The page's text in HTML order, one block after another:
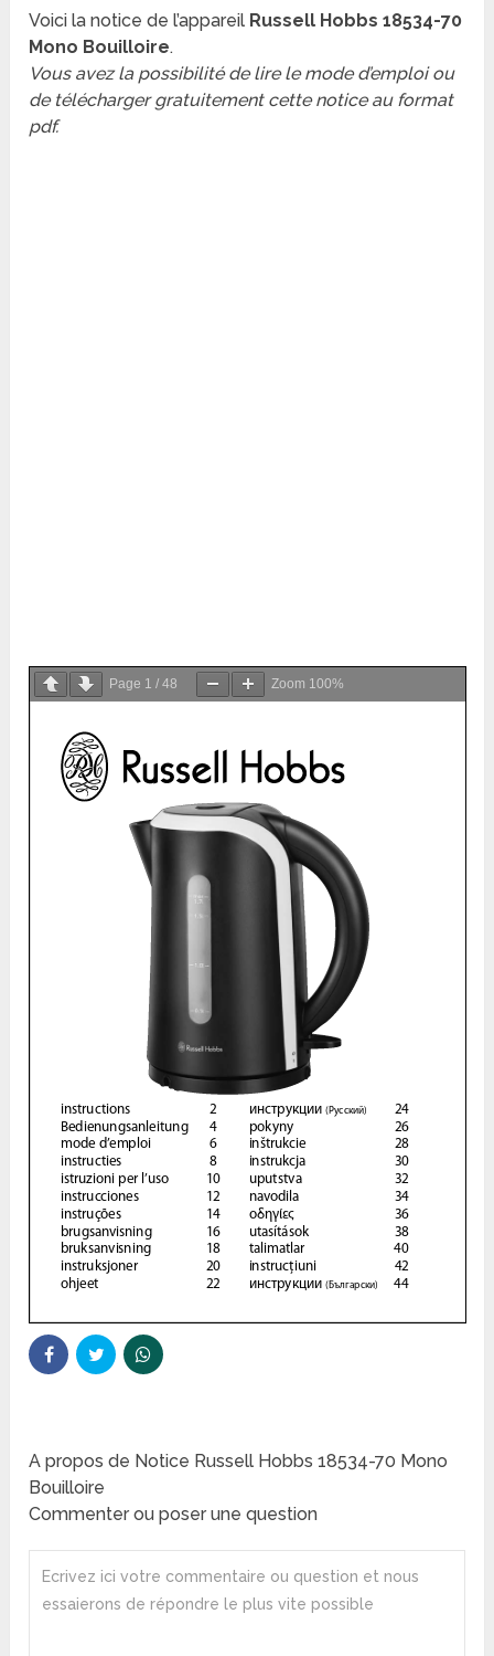
Voici la notice de l’appareil Russell Hobbs 18534-70
Mono Bouilloire.
Vous avez la possibilité de lire le mode d’emploi ou
de télécharger gratuitement cette notice au format
pdf.
Page 1 /48 Zoom 100%
A propos de Notice Russell Hobbs 18534-70 Mono
Bouilloire
Commenter ou poser une question